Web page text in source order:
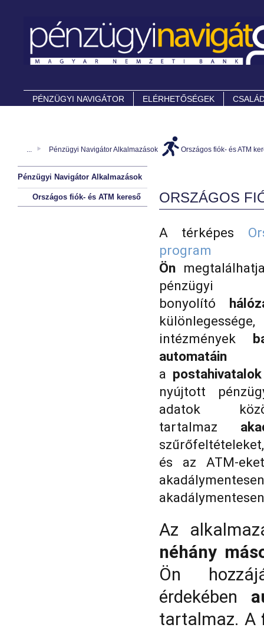
PÉNZÜGYI NAVIGÁTOR ELÉRHETŐSÉGEK
... Pénzügyi Navigátor Alkalmazások Országos fiók- és ATM
Pénzügyi Navigátor Alkalmazások
Országos fiók- és ATM kereső ORSZÁGOS
A térképes
Ön
pénzügyi
bonyolító
intézmények
automatáin
a postahivatalok
nyújtott
adatok
tartalmaz
és az ATM-
Az
néhány
Ön
érdekében
tartalmaz. A